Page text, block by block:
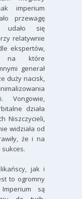
imperium
przewagę
udało się
relatywnie
ekspertów,
na które
generał
duży nacisk,
Vongowie,
działa
Niszczycieli,
widziała od
że i na
sukces.
jak i
to ogromny
są